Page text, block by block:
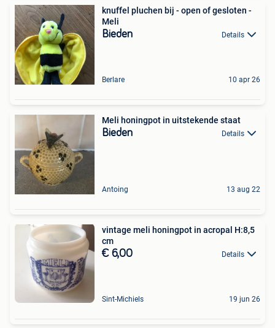
knuffel pluchen bij - open of gesloten -
Meli
Bieden Details
Berlare 10 apr 26
Meli honingpot in uitstekende staat
Bieden Details
Antoing 13 aug 22
vintage meli honingpot in acropal H:8,5
cm
€ 6,00 Details
Sint-Michiels 19 jun 26